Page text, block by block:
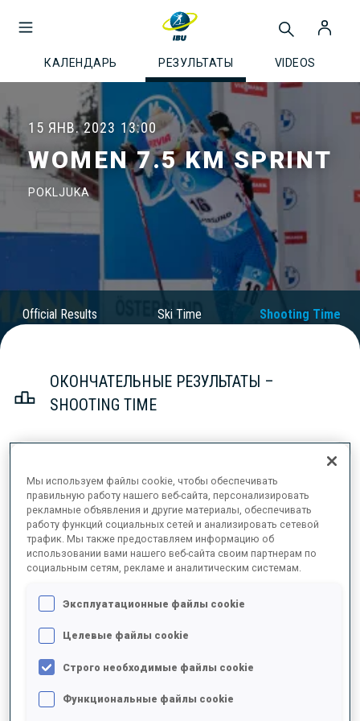
КАЛЕНДАРЬ РЕЗУЛЬТАТЫ VIDEOS
15 ЯНВ. 2023 13:00
WOMEN 7.5 KM SPRINT
POKLJUKA
Official Results Ski Time Shooting Time
ОКОНЧАТЕЛЬНЫЕ РЕЗУЛЬТАТЫ –
SHOOTING TIME
1 6 A. GHILENKO
MDA 1 2
1 72 V. DMYTRENKO
3 32 M. JOHANSEN
NOR
4 69 K. MARIC
SLO 1 0
Мы используем файлы cookie, чтобы обеспечивать
правильную работу нашего веб-сайта, персонализировать
рекламные объявления и другие материалы, обеспечивать
работу функций социальных сетей и анализировать сетевой
трафик. Мы также предоставляем информацию об
использовании вами нашего веб-сайта своим партнерам по
социальным сетям, рекламе и аналитическим системам.
Эксплуатационные файлы cookie
Целевые файлы cookie
Строго необходимые файлы cookie
Функциональные файлы cookie